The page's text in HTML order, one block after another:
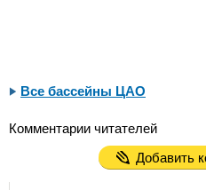
Все бассейны ЦАО
Комментарии читателей
Добавить